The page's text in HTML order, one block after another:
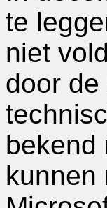
te
niet
door
bekend
kunnen